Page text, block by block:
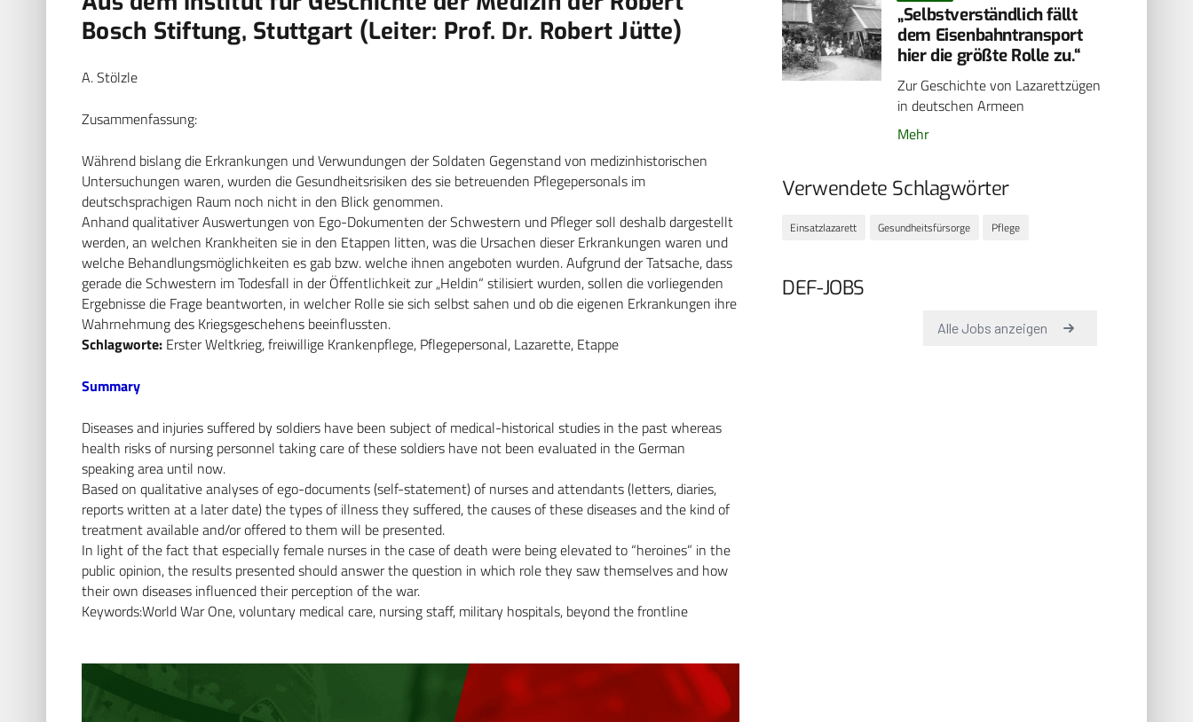
Bosch Stiftung, Stuttgart (Leiter: Prof. Dr. Robert Jütte)
A. Stölzle
Zusammenfassung:
Während bislang die Erkrankungen und Verwundungen der Soldaten Gegenstand von medizinhistorischen
Untersuchungen waren, wurden die Gesundheitsrisiken des sie betreuenden Pflegepersonals im
deutschsprachigen Raum noch nicht in den Blick genommen.
Anhand qualitativer Auswertungen von Ego-Dokumenten der Schwestern und Pfleger soll deshalb dargestellt
werden, an welchen Krankheiten sie in den Etappen litten, was die Ursachen dieser Erkrankungen waren und
welche Behandlungsmöglichkeiten es gab bzw. welche ihnen angeboten wurden. Aufgrund der Tatsache, dass
gerade die Schwestern im Todesfall in der Öffentlichkeit zur „Heldin“ stilisiert wurden, sollen die vorliegenden
Ergebnisse die Frage beantworten, in welcher Rolle sie sich selbst sahen und ob die eigenen Erkrankungen ihre
Wahrnehmung des Kriegsgeschehens beeinflussten.
Schlagworte: Erster Weltkrieg, freiwillige Krankenpflege, Pflegepersonal, Lazarette, Etappe
Summary
Diseases and injuries suffered by soldiers have been subject of medical-historical studies in the past whereas
health risks of nursing personnel taking care of these soldiers have not been evaluated in the German
speaking area until now.
Based on qualitative analyses of ego-documents (self-statement) of nurses and attendants (letters, diaries,
reports written at a later date) the types of illness they suffered, the causes of these diseases and the kind of
treatment available and/or offered to them will be presented.
In light of the fact that especially female nurses in the case of death were being elevated to “heroines” in the
public opinion, the results presented should answer the question in which role they saw themselves and how
their own diseases influenced their perception of the war.
Keywords:World War One, voluntary medical care, nursing staff, military hospitals, beyond the frontline
„Selbstverständlich fällt
dem Eisenbahntransport
hier die größte Rolle zu.“
Zur Geschichte von Lazarettzügen
in deutschen Armeen
Mehr
Verwendete Schlagwörter
Einsatzlazarett Gesundheitsfürsorge Pflege
DEF-JOBS